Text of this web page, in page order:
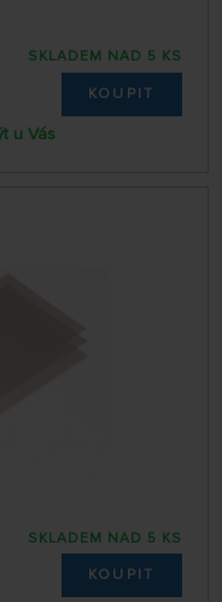
SKLADEM NAD 5 KS
KOUPIT
u Vás
SKLADEM NAD 5 KS
KOUPIT